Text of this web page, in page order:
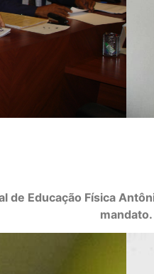
Educação Física
mandato.